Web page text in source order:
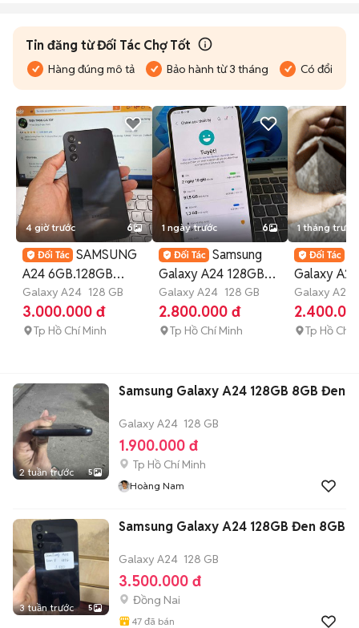
Tin đăng từ Đối Tác Chợ Tốt
Hàng đúng mô tả Bảo hành từ 3 tháng Có đổi trả
4 giờ trước 6
SAMSUNG
A24 6GB.128GB
HELIO G99 PIN
5000 ZIN ĐẸP
Galaxy A24 128 GB
3.000.000 đ
Tp Hồ Chí Minh
1 ngày trước 6
Samsung
Galaxy A24 128GB
Xanh lá
Galaxy A24 128 GB
2.800.000 đ
Tp Hồ Chí Minh
1 tháng trước
Galaxy
Đỏ 4GB
Galaxy A24
6 tháng
Tp Hồ Chí
2 tuần trước 5
Samsung Galaxy A24 128GB 8GB Đen
Galaxy A24 128 GB
1.900.000 đ
Tp Hồ Chí Minh
Hoàng Nam
3 tuần trước 5
Samsung Galaxy A24 128GB Đen 8GB
Galaxy A24 128 GB
3.500.000 đ
Đồng Nai
47 đã bán